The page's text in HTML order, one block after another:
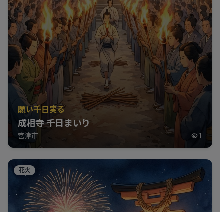
願い千日実る
成相寺 千日まいり
宮津市 1
花火